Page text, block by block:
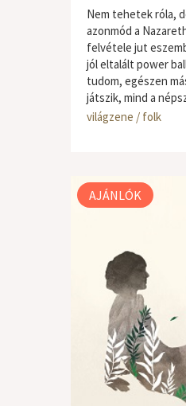
Nem tehetek róla,
azonmód a
felvétele jut
jól eltalált power
tudom, egészen
játszik, mind a
világzene / folk
AJÁNLÓK